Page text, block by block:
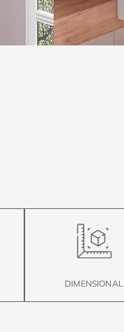
DIMENSIONAL